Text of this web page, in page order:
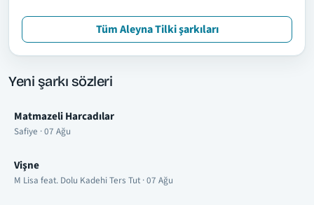
Tüm Aleyna Tilki şarkıları
Yeni şarkı sözleri
Matmazeli Harcadılar
Safiye · 07 Ağu
Vişne
M Lisa feat. Dolu Kadehi Ters Tut · 07 Ağu